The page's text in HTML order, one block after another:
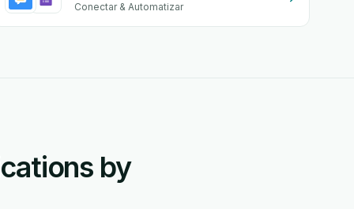
Conectar & Automatizar
by